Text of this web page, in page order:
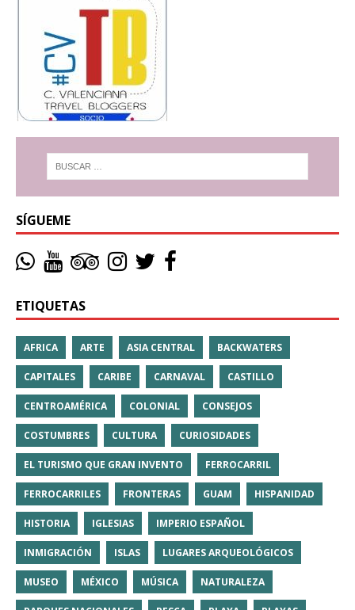
SÍGUEME
ETIQUETAS
AFRICA ARTE ASIA CENTRAL BACKWATERS
CAPITALES CARIBE CARNAVAL CASTILLO
CENTROAMÉRICA COLONIAL CONSEJOS
COSTUMBRES CULTURA CURIOSIDADES
EL TURISMO QUE GRAN INVENTO FERROCARRIL
FERROCARRILES FRONTERAS GUAM HISPANIDAD
HISTORIA IGLESIAS IMPERIO ESPAÑOL
INMIGRACIÓN ISLAS LUGARES ARQUEOLÓGICOS
MUSEO MÉXICO MÚSICA NATURALEZA